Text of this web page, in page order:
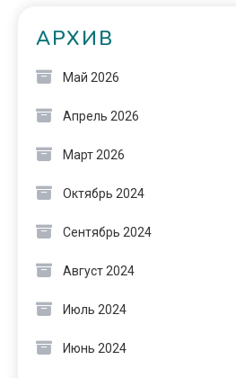
АРХИВ
Май 2026
Апрель 2026
Март 2026
Октябрь 2024
Сентябрь 2024
Август 2024
Июль 2024
Июнь 2024